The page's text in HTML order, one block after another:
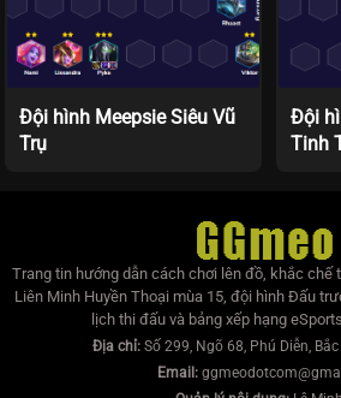
Đội hình Meepsie Siêu Vũ
Trụ
Đội
Tinh
Trang tin hướng dẫn cách chơi lên đồ, khắc chế
Liên Minh Huyền Thoại mùa 15, đội hình Đấu
lịch thi đấu và bảng xếp hạng
Địa chỉ: Số 299, Ngõ 68, Phú Diễn,
Email: